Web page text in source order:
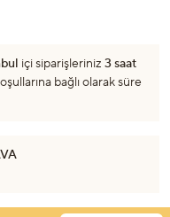
içi siparişleriniz 3 saat
bağlı olarak süre